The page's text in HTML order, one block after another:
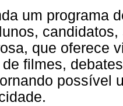
um programa
que oferece
filmes,
possível